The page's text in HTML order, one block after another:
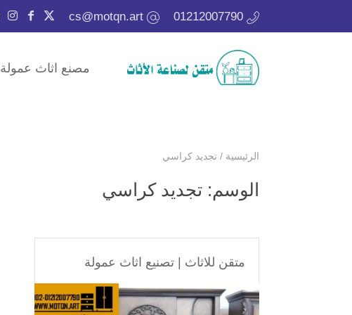
01212007790
cs@motqn.art
مصنع اثاث عمولة
الرئيسية / تجديد كراسي
الوسم: تجديد كراسي
متقن للاثاث تصنيع اثاث عمولة